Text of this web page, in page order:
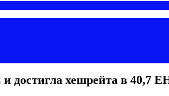
достигла хешрейта в 40,7